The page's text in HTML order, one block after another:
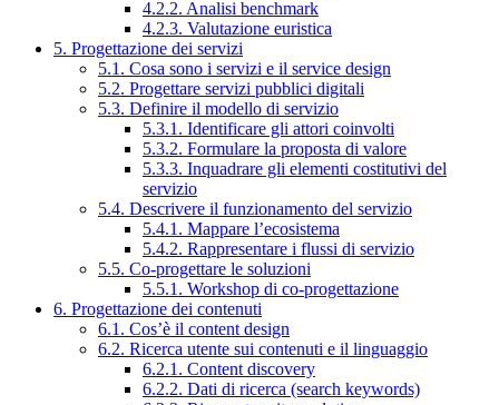
4.2.2. Analisi benchmark
4.2.3. Valutazione euristica
5. Progettazione dei servizi
5.1. Cosa sono i servizi e il service design
5.2. Progettare servizi pubblici digitali
5.3. Definire il modello di servizio
5.3.1. Identificare gli attori coinvolti
5.3.2. Formulare la proposta di valore
5.3.3. Inquadrare gli elementi costitutivi del
servizio
5.4. Descrivere il funzionamento del servizio
5.4.1. Mappare l’ecosistema
5.4.2. Rappresentare i flussi di servizio
5.5. Co-progettare le soluzioni
5.5.1. Workshop di co-progettazione
6. Progettazione dei contenuti
6.1. Cos’è il content design
6.2. Ricerca utente sui contenuti e il linguaggio
6.2.1. Content discovery
6.2.2. Dati di ricerca (search keywords)